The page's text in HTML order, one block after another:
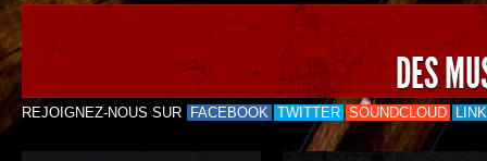
DES
REJOIGNEZ-NOUS SUR FACEBOOK TWITTER SOUNDCLOUD